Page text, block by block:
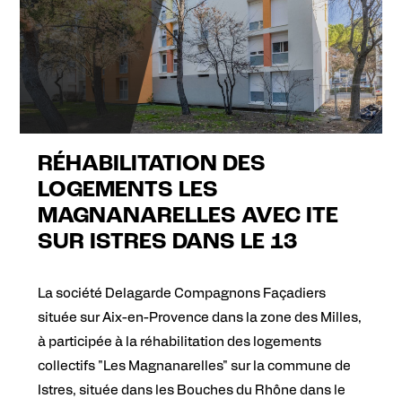
RÉHABILITATION DES
LOGEMENTS LES
MAGNANARELLES AVEC ITE
SUR ISTRES DANS LE 13
La société Delagarde Compagnons Façadiers
située sur Aix-en-Provence dans la zone des Milles,
à participée à la réhabilitation des logements
collectifs "Les Magnanarelles" sur la commune de
Istres, située dans les Bouches du Rhône dans le